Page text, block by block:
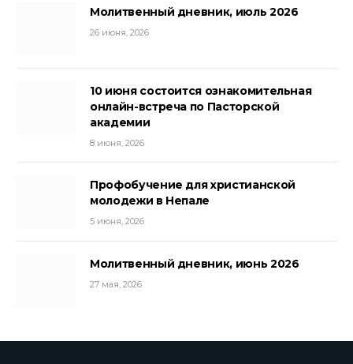
Молитвенный дневник, июль 2026
26 июня, 2026
10 июня состоится ознакомительная
онлайн-встреча по Пасторской
академии
8 июня, 2026
Профобучение для христианской
молодежи в Непале
5 июня, 2026
Молитвенный дневник, июнь 2026
27 мая, 2026